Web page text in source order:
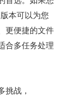
本可以为您
更便捷的文件
合多任务处理
挑战，